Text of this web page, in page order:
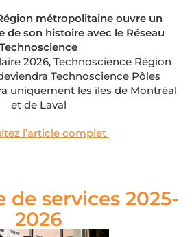
métropolitaine ouvre un
de son histoire avec le Réseau
Technoscience
2026, Technoscience Région
Technoscience Pôles
uniquement les îles de Montréal
et de Laval
l’article complet
de services 2025-
2026